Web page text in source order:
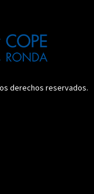
derechos reservados.